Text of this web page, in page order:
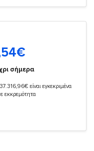
€
σήμερα
είναι εγκεκριμένα
εκκρεμότητα